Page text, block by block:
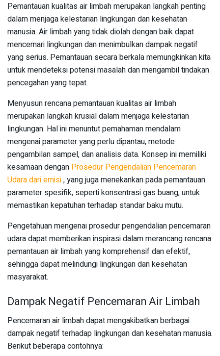
Pemantauan kualitas air limbah merupakan langkah penting
dalam menjaga kelestarian lingkungan dan kesehatan
manusia. Air limbah yang tidak diolah dengan baik dapat
mencemari lingkungan dan menimbulkan dampak negatif
yang serius. Pemantauan secara berkala memungkinkan kita
untuk mendeteksi potensi masalah dan mengambil tindakan
pencegahan yang tepat.
Menyusun rencana pemantauan kualitas air limbah
merupakan langkah krusial dalam menjaga kelestarian
lingkungan. Hal ini menuntut pemahaman mendalam
mengenai parameter yang perlu dipantau, metode
pengambilan sampel, dan analisis data. Konsep ini memiliki
kesamaan dengan Prosedur Pengendalian Pencemaran
Udara dari emisi, yang juga menekankan pada pemantauan
parameter spesifik, seperti konsentrasi gas buang, untuk
memastikan kepatuhan terhadap standar baku mutu.
Pengetahuan mengenai prosedur pengendalian pencemaran
udara dapat memberikan inspirasi dalam merancang rencana
pemantauan air limbah yang komprehensif dan efektif,
sehingga dapat melindungi lingkungan dan kesehatan
masyarakat.
Dampak Negatif Pencemaran Air Limbah
Pencemaran air limbah dapat mengakibatkan berbagai
dampak negatif terhadap lingkungan dan kesehatan manusia.
Berikut beberapa contohnya: